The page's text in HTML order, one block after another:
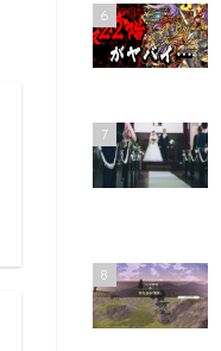
6
7
8